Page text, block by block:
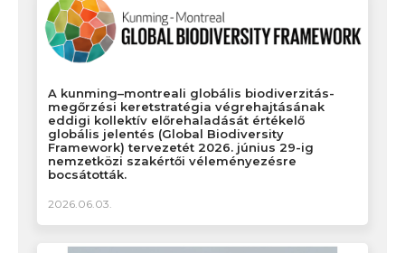
A kunming–montreali globális biodiverzitás-
megőrzési keretstratégia végrehajtásának
eddigi kollektív előrehaladását értékelő
globális jelentés (Global Biodiversity
Framework) tervezetét 2026. június 29-ig
nemzetközi szakértői véleményezésre
bocsátották.
2026.06.03.